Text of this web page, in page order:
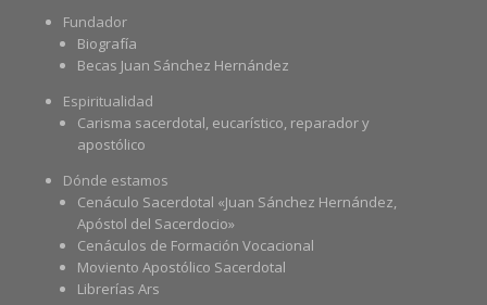
Fundador
Biografía
Becas Juan Sánchez Hernández
Espiritualidad
Carisma sacerdotal, eucarístico, reparador y
apostólico
Dónde estamos
Cenáculo Sacerdotal «Juan Sánchez Hernández,
Apóstol del Sacerdocio»
Cenáculos de Formación Vocacional
Moviento Apostólico Sacerdotal
Librerías Ars